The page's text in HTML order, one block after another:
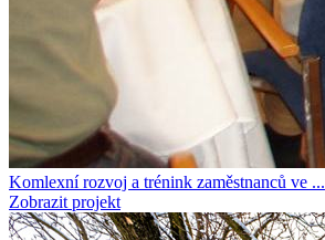
Komlexní rozvoj a trénink zaměstnanců ve ...
Zobrazit projekt